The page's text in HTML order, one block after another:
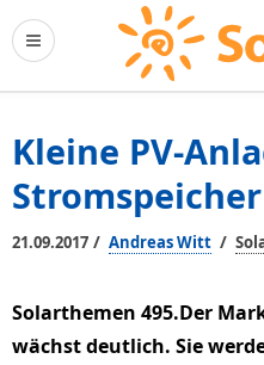
Kleine PV-
Stromspeicher
21.09.2017 / Andreas Witt /
Solarthemen 495.Der
wächst deutlich. Sie